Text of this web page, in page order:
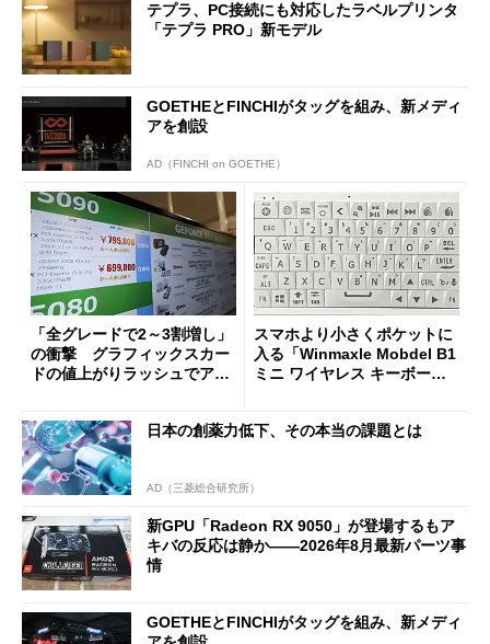
テプラ、PC接続にも対応したラベルプリンタ
「テプラ PRO」新モデル
GOETHEとFINCHIがタッグを組み、新メディ
アを創設
AD（FINCHI on GOETHE）
「全グレードで2～3割増し」
の衝撃 グラフィックスカー
ドの値上がりラッシュでアキ
スマホより小さくポケットに
入る「Winmaxle Mobdel B1
ミニ ワイヤレス キーボー
日本の創薬力低下、その本当の課題とは
AD（三菱総合研究所）
新GPU「Radeon RX 9050」が登場するもア
キバの反応は静か――2026年8月最新パーツ事
情
GOETHEとFINCHIがタッグを組み、新メディ